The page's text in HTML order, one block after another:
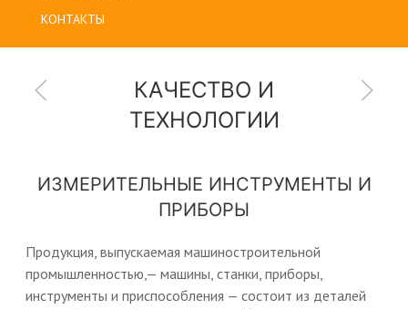
КОНТАКТЫ
КАЧЕСТВО И
ТЕХНОЛОГИИ
ИЗМЕРИТЕЛЬНЫЕ ИНСТРУМЕНТЫ И
ПРИБОРЫ
Продукция, выпускаемая машиностроительной
промышленностью,— машины, станки, приборы,
инструменты и приспособления — состоит из деталей